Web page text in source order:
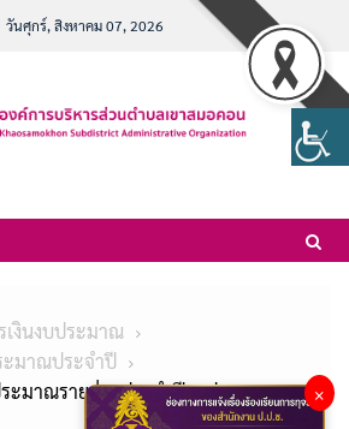
วันศุกร์, สิงหาคม 07, 2026
เงินงบประมาณ
ะมาณประจำปี
ะมาณรายจ่ายประจำปีงบประมาณ
×